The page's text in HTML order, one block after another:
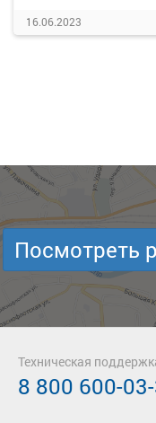
16.06.2023
Посмотреть
Техническая
8 800 600-